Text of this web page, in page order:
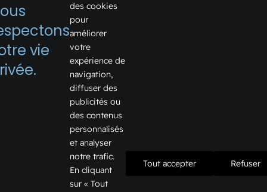
1075, boulevard Firestone
Joliette, Québec J6E 6X6
Voir sur Google Map →
Téléphone:
Courriel:info@galeriesjoliette.ca
Informations
vie
des cookies
pour
améliorer
votre
expérience de
navigation,
diffuser des
publicités ou
des contenus
personnalisés
et analyser
notre trafic.
En cliquant
sur « Tout
Tout accepter Refuser